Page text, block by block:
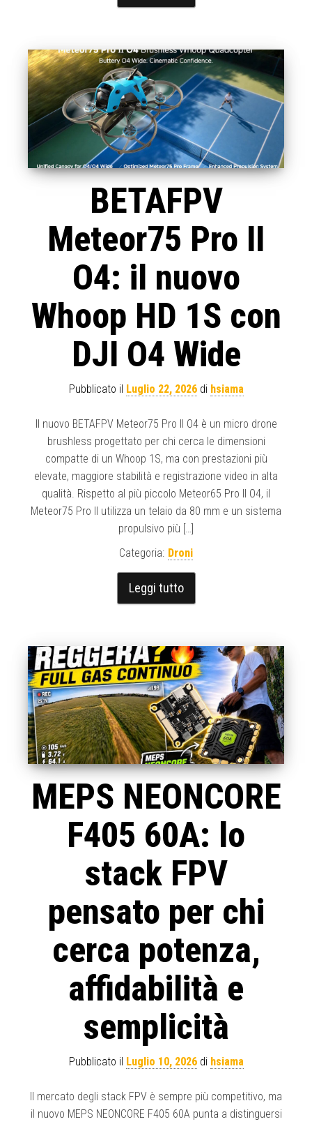
BETAFPV
Meteor75 Pro II
O4: il nuovo
Whoop HD 1S con
DJI O4 Wide
Pubblicato il Luglio 22, 2026di hsiama
Il nuovo BETAFPV Meteor75 Pro II O4 è un micro drone
brushless progettato per chi cerca le dimensioni
compatte di un Whoop 1S, ma con prestazioni più
elevate, maggiore stabilità e registrazione video in alta
qualità. Rispetto al più piccolo Meteor65 Pro II O4, il
Meteor75 Pro II utilizza un telaio da 80 mm e un sistema
propulsivo più […]
Categoria: Droni
Leggi tutto
MEPS NEONCORE
F405 60A: lo
stack FPV
pensato per chi
cerca potenza,
affidabilità e
semplicità
Pubblicato il Luglio 10, 2026di hsiama
Il mercato degli stack FPV è sempre più competitivo, ma
il nuovo MEPS NEONCORE F405 60A punta a distinguersi